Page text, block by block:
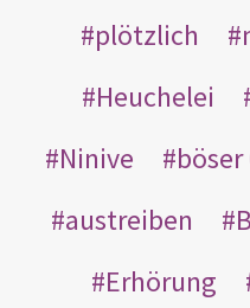
plötzlich
Heuchelei
Ninive
austreiben
Erhörung